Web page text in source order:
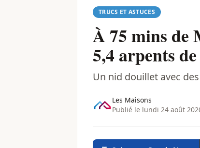
TRUCS ET ASTUCES
À 75 mins de
5,4 arpents
Un nid douillet avec
Les Maisons
Publié le lundi 24 août